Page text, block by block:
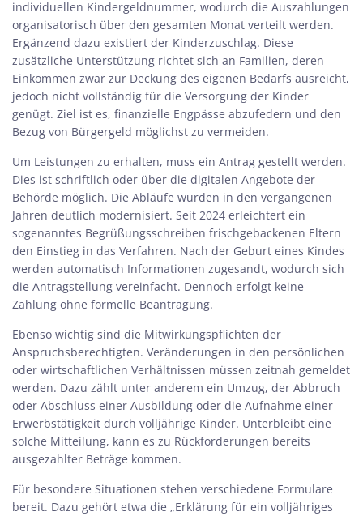
individuellen Kindergeldnummer, wodurch die Auszahlungen
organisatorisch über den gesamten Monat verteilt werden.
Ergänzend dazu existiert der Kinderzuschlag. Diese
zusätzliche Unterstützung richtet sich an Familien, deren
Einkommen zwar zur Deckung des eigenen Bedarfs ausreicht,
jedoch nicht vollständig für die Versorgung der Kinder
genügt. Ziel ist es, finanzielle Engpässe abzufedern und den
Bezug von Bürgergeld möglichst zu vermeiden.
Um Leistungen zu erhalten, muss ein Antrag gestellt werden.
Dies ist schriftlich oder über die digitalen Angebote der
Behörde möglich. Die Abläufe wurden in den vergangenen
Jahren deutlich modernisiert. Seit 2024 erleichtert ein
sogenanntes Begrüßungsschreiben frischgebackenen Eltern
den Einstieg in das Verfahren. Nach der Geburt eines Kindes
werden automatisch Informationen zugesandt, wodurch sich
die Antragstellung vereinfacht. Dennoch erfolgt keine
Zahlung ohne formelle Beantragung.
Ebenso wichtig sind die Mitwirkungspflichten der
Anspruchsberechtigten. Veränderungen in den persönlichen
oder wirtschaftlichen Verhältnissen müssen zeitnah gemeldet
werden. Dazu zählt unter anderem ein Umzug, der Abbruch
oder Abschluss einer Ausbildung oder die Aufnahme einer
Erwerbstätigkeit durch volljährige Kinder. Unterbleibt eine
solche Mitteilung, kann es zu Rückforderungen bereits
ausgezahlter Beträge kommen.
Für besondere Situationen stehen verschiedene Formulare
bereit. Dazu gehört etwa die „Erklärung für ein volljähriges